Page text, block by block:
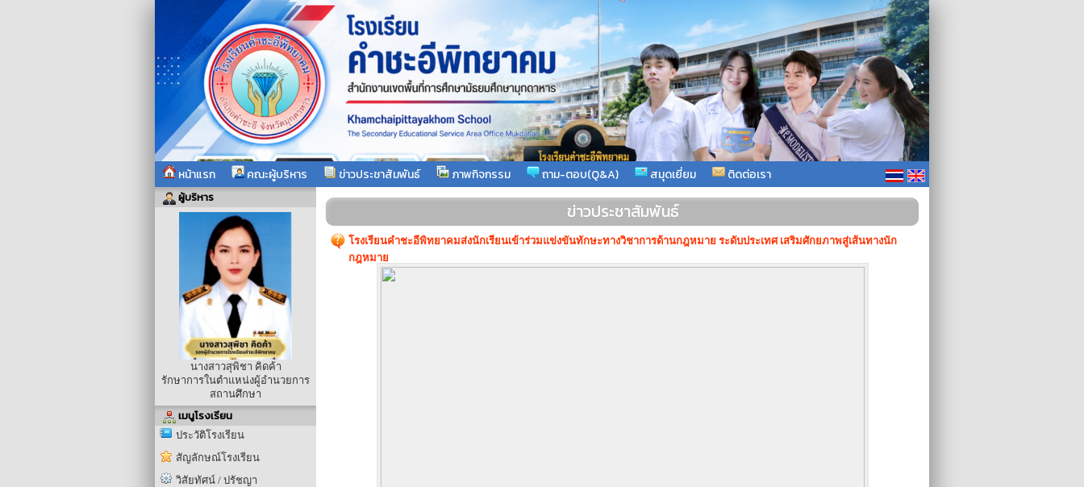
หน้าแรก คณะผู้บริหาร ข่าวประชาสัมพันธ์ ภาพกิจกรรม ถาม-ตอบ(Q&A) สมุดเยี่ยม ติดต่อเรา
ผู้บริหาร
นางสาวสุพิชา คิดค้า
รักษาการในตำแหน่งผู้อำนวยการ
สถานศึกษา
เมนูโรงเรียน
ประวัติโรงเรียน
สัญลักษณ์โรงเรียน
วิสัยทัศน์ / ปรัชญา
ข่าวประชาสัมพันธ์
โรงเรียนคำชะอีพิทยาคมส่งนักเรียนเข้าร่วมแข่งขันทักษะทางวิชาการด้านกฎหมาย ระดับประเทศ เสริมศักยภาพสู่เส้นทางนัก
กฎหมาย